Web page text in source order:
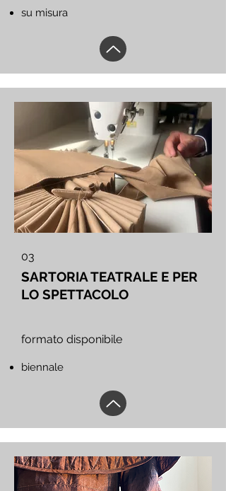
su misura
03
SARTORIA TEATRALE E PER
LO SPETTACOLO
formato disponibile
biennale